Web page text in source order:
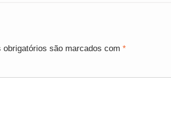
obrigatórios são marcados com *